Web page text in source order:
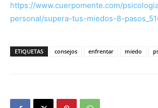
https://www.cuerpomente.com/
personal/supera-tus-miedos-8-
ETIQUETAS consejos enfrentar miedo